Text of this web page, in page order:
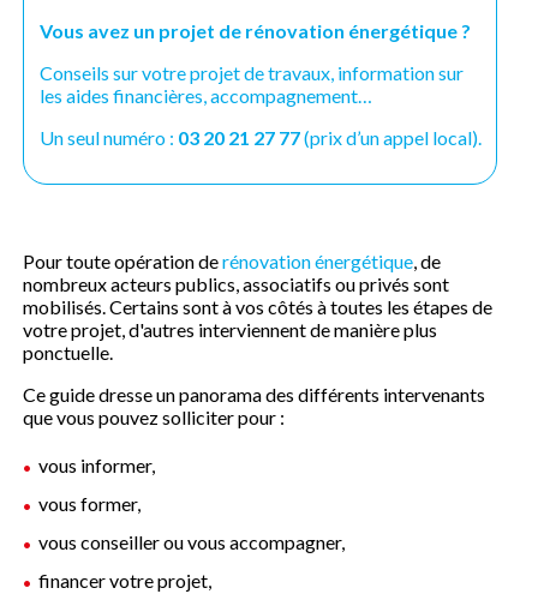
Vous avez un projet de rénovation énergétique ?
Conseils sur votre projet de travaux, information sur
les aides financières, accompagnement…
Un seul numéro : 03 20 21 27 77(prix d’un appel local).
Pour toute opération derénovation énergétique, de
nombreux acteurs publics, associatifs ou privés sont
mobilisés. Certains sont à vos côtés à toutes les étapes de
votre projet, d'autres interviennent de manière plus
ponctuelle.
Ce guide dresse un panorama des différents intervenants
que vous pouvez solliciter pour :
vous informer,
vous former,
vous conseiller ou vous accompagner,
financer votre projet,